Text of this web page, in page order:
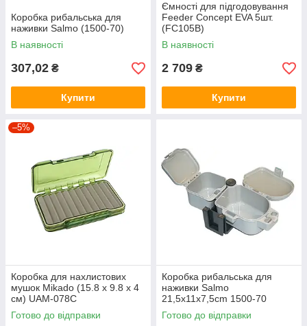
Коробка рибальська для
наживки Salmo (1500-70)
В наявності
307,02 ₴
Купити
Ємності для підгодовування
Feeder Concept EVA 5шт.
(FC105B)
В наявності
2 709 ₴
Купити
–5%
Коробка для нахлистових
мушок Mikado (15.8 x 9.8 x 4
см) UAM-078C
Готово до відправки
Коробка рибальська для
наживки Salmo
21,5х11х7,5cm 1500-70
Готово до відправки